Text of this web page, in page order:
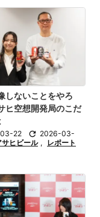
しないことをやろ
ヒ空想開発局のこだ
22  2026-03-
サヒビール , レポート